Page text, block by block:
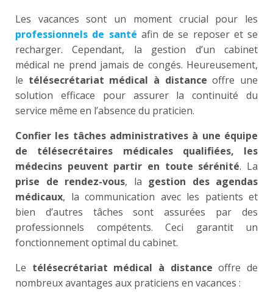
Les vacances sont un moment crucial pour les
professionnels de santé afin de se reposer et se
recharger. Cependant, la gestion d’un cabinet
médical ne prend jamais de congés. Heureusement,
le télésecrétariat médical à distanceoffre une
solution efficace pour assurer la continuité du
service même en l’absence du praticien.
Confier les tâches administratives à une équipe
de télésecrétaires médicales qualifiées, les
médecins peuvent partir en toute sérénité. La
prise de rendez-vous, la gestion des agendas
médicaux, la communication avec les patients et
bien d’autres tâches sont assurées par des
professionnels compétents. Ceci garantit un
fonctionnement optimal du cabinet.
Le télésecrétariat médical à distance offre de
nombreux avantages aux praticiens en vacances :